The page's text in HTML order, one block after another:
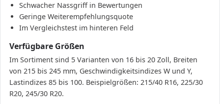
Schwacher Nassgriff in Bewertungen
Geringe Weiterempfehlungsquote
Im Vergleichstest im hinteren Feld
Verfügbare Größen
Im Sortiment sind 5 Varianten von 16 bis 20 Zoll, Breiten
von 215 bis 245 mm, Geschwindigkeitsindizes W und Y,
Lastindizes 85 bis 100. Beispielgrößen: 215/40 R16, 225/30
R20, 245/30 R20.